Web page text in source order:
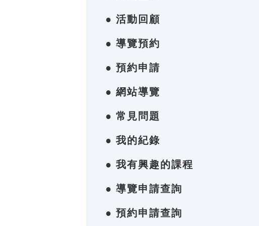
● 活動回顧
● 導覽預約
● 預約申請
● 網站導覽
● 常見問題
● 我的紀錄
● 我有興趣的課程
● 導覽申請查詢
● 預約申請查詢